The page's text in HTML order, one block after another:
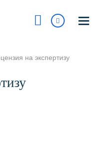
на экспертизу